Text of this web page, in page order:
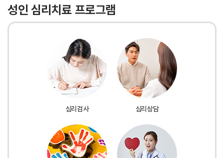
성인 심리치료 프로그램
심리검사 심리상담